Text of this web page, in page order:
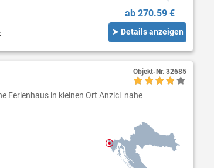
ab 270.59 €
➤ Details anzeigen
Ferienhaus in kleinen Ort Anzici nahe
Objekt-Nr. 32685